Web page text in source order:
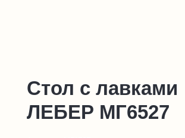
Стол с лавками
ЛЕБЕР МГ6527